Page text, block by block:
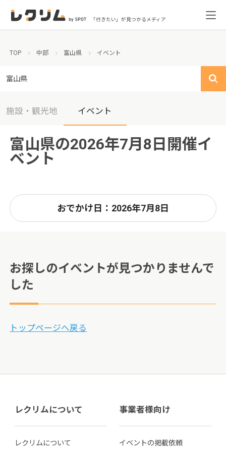
「行きたい」が見つかるメディア
TOP 中部 富山県 イベント
富山県
施設・観光地 イベント
富山県の2026年7月8日開催イ
ベント
おでかけ日：2026年7月8日
お探しのイベントが見つかりませんで
した
トップページへ戻る
レクリムについて
レクリムについて
事業者様向け
イベントの掲載依頼